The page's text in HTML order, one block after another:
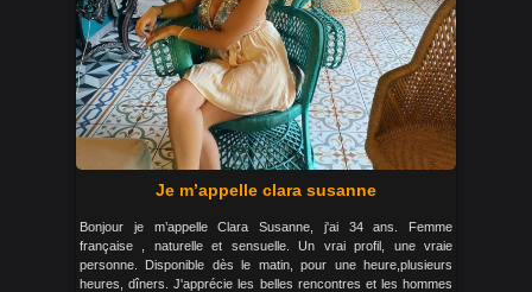
Je m’appelle clara susanne
Bonjour je m’appelle Clara Susanne, j'ai 34 ans. Femme
française , naturelle et sensuelle. Un vrai profil, une vraie
personne. Disponible dès le matin, pour une heure,plusieurs
heures, dîners. J'apprécie les belles rencontres et les hommes